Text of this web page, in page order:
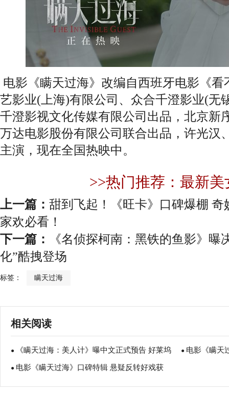
电影《瞒天过海》改编自西班牙电影《
艺影业(上海)有限公司、众合千澄影业(无
千澄影视文化传媒有限公司出品，北京新
万达电影股份有限公司联合出品，许光汉
主演，现在全国热映中。
>>热门推荐：最新美
上一篇： 甜到飞起！《旺卡》口碑爆棚
家欢必看！
下一篇：
《名侦探柯南：黑铁的鱼影》曝
化”酷拽登场
标签： 瞒天过海
相关阅读
● 《瞒天过海：美人计》曝中文正式预告 好莱坞
女神天团智盗天价珠宝
● 电影《瞒天
● 电影《瞒天过海》口碑特辑 悬疑反转好戏获
赞“后劲十足”